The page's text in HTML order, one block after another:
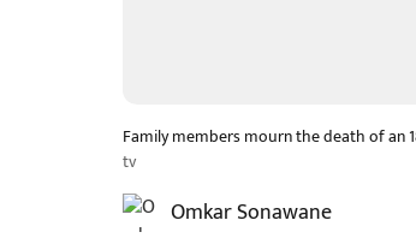
Family members mourn the death of an
tv
Omkar Sonawane